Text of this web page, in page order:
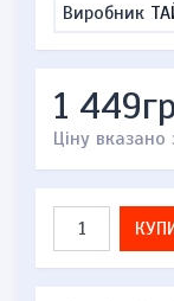
Виробник
1
Ціну